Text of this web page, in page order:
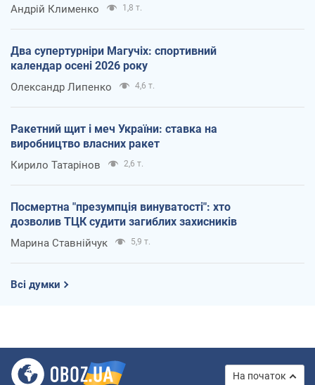
Андрій Клименко 1,8 т.
Два супертурніри Магучіх: спортивний
календар осені 2026 року
Олександр Липенко 4,6 т.
Ракетний щит і меч України: ставка на
виробництво власних ракет
Кирило Татарінов 2,6 т.
Посмертна "презумпція винуватості": хто
дозволив ТЦК судити загиблих захисників
Марина Ставнійчук 5,9 т.
Всі думки
На початок